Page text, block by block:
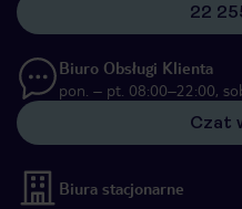
22
Biuro Obsługi Klienta
pon. – pt. 08:00–22:00,
Czat
Biura stacjonarne